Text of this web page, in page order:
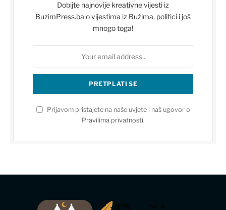
Dobijte najnovije kreativne vijesti iz
BuzimPress.ba o vijestima iz Bužima, politici i još
mnogo toga!
Prijavom pristajete na naše uvjete i naš ugovor o
Pravilima privatnosti.